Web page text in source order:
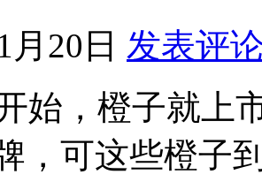
月20日 发表评
始，橙子就上
，可这些橙子